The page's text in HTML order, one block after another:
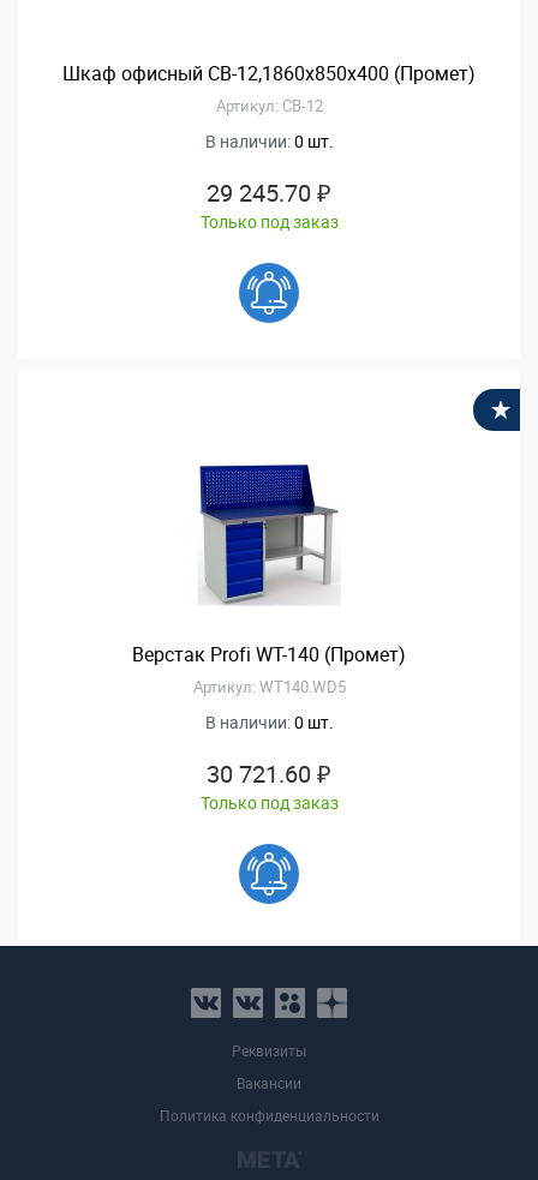
Шкаф офисный СВ-12,1860x850x400 (Промет)
Артикул: СВ-12
В наличии:0 шт.
29 245.70 ₽
Только под заказ
Верстак Profi WT-140 (Промет)
Артикул: WT140.WD5
В наличии:0 шт.
30 721.60 ₽
Только под заказ
Реквизиты
Вакансии
Политика конфиденциальности